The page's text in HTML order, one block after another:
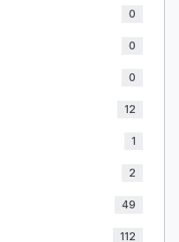
0
0
0
12
1
2
49
112